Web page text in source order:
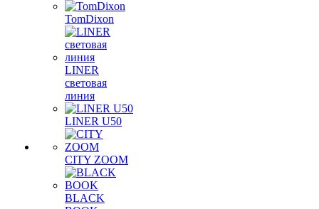
TomDixon
LINER
световая
линия
LINER U50
CITY ZOOM
BLACK